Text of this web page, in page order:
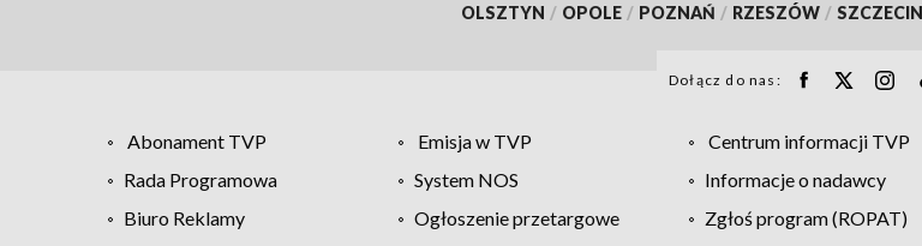
OLSZTYN / OPOLE / POZNAŃ / RZESZÓW / SZCZECIN
Dołącz do nas:
Abonament TVP Emisja w TVP Centrum informacji TVP
Rada Programowa
System NOS Informacje o nadawcy
Biuro Reklamy
Ogłoszenie przetargowe Zgłoś program (ROPAT)